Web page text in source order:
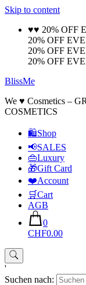
Skip to content
♥♥ 20% OFF
20% OFF
20% OFF
20% OFF
BlissMe
We ♥ Cosmetics –
COSMETICS
🛍Shop
📢SALES
👜Luxury
🎁Gift Card
❤️Account
🛒Cart
AGB
0
CHF0.00
'
Suchen nach: